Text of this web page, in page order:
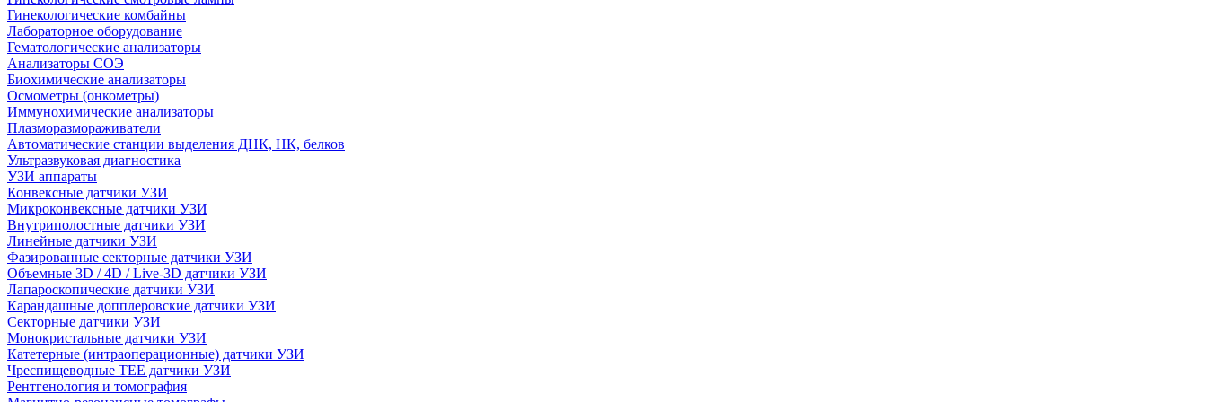
Гинекологические комбайны
Лабораторное оборудование
Гематологические анализаторы
Анализаторы СОЭ
Биохимические анализаторы
Осмометры (онкометры)
Иммунохимические анализаторы
Плазморазмораживатели
Автоматические станции выделения ДНК, НК, белков
Ультразвуковая диагностика
УЗИ аппараты
Конвексные датчики УЗИ
Микроконвексные датчики УЗИ
Внутриполостные датчики УЗИ
Линейные датчики УЗИ
Фазированные секторные датчики УЗИ
Объемные 3D / 4D / Live-3D датчики УЗИ
Лапароскопические датчики УЗИ
Карандашные допплеровские датчики УЗИ
Секторные датчики УЗИ
Монокристальные датчики УЗИ
Катетерные (интраоперационные) датчики УЗИ
Чреспищеводные TEE датчики УЗИ
Рентгенология и томография